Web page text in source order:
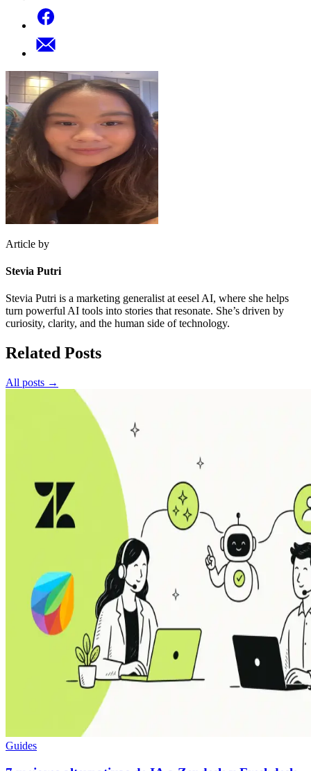
Article by
Stevia Putri
Stevia Putri is a marketing generalist at eesel AI, where she helps
turn powerful AI tools into stories that resonate. She’s driven by
curiosity, clarity, and the human side of technology.
Related Posts
All posts →
Guides